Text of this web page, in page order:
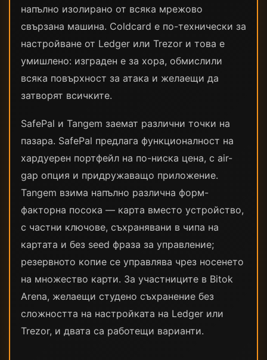
напълно изолирано от всяка мрежово
свързана машина. Coldcard е по-технически за
настройване от Ledger или Trezor и това е
умишлено: изграден е за хора, обмислили
всяка повърхност за атака и желаещи да
затворят всичките.
SafePal и Tangem заемат различни точки на
пазара. SafePal предлага функционалност на
хардуерен портфейл на по-ниска цена, с air-
gap опция и придружаващо приложение.
Tangem взима напълно различна форм-
факторна посока — карта вместо устройство,
с частни ключове, съхранявани в чипа на
картата и без seed фраза за управление;
резервното копие се управлява чрез носенето
на множество карти. За участниците в Bitok
Arena, желаещи студено съхранение без
сложността на настройката на Ledger или
Trezor, и двата са работещи варианти.